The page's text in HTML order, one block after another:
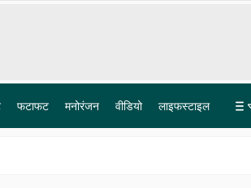
फटाफट मनोरंजन वीडियो लाइफस्टाइल